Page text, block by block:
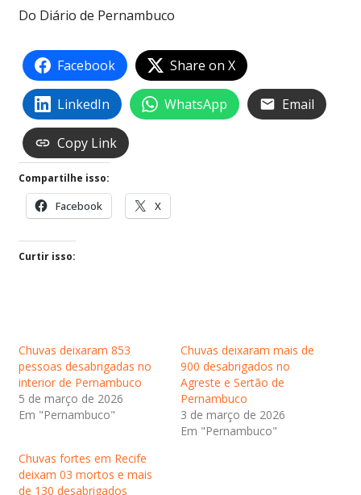
Do Diário de Pernambuco
Facebook Share on X
LinkedIn WhatsApp Email
Copy Link
Compartilhe isso:
Facebook X
Curtir isso:
Chuvas deixaram 853
pessoas desabrigadas no
interior de Pernambuco
5 de março de 2026
Em "Pernambuco"
Chuvas deixaram mais de
900 desabrigados no
Agreste e Sertão de
Pernambuco
3 de março de 2026
Em "Pernambuco"
Chuvas fortes em Recife
deixam 03 mortos e mais
de 130 desabrigados